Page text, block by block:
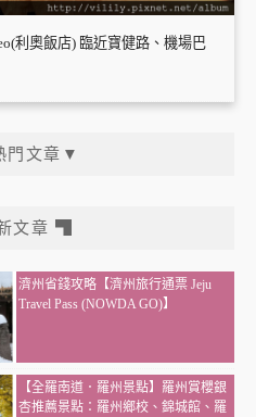
利奧飯店) 臨近寶健路、機場巴
門文章▼
文章 ▜
濟州省錢攻略【濟州旅行通票 Jeju
Travel Pass (NOWDA GO)】
【全羅南道．羅州景點】羅州賞櫻銀
杏推薦景點：羅州鄉校、錦城館、羅